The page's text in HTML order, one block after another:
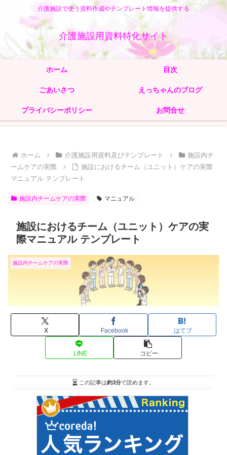
介護施設で使う資料作成やテンプレート情報を提供する
介護施設用資料特化サイト
ホーム 目次
ごあいさつ えっちゃんのブログ
プライバシーポリシー お問合せ
ホーム 介護施設用資料及びテンプレート
施設内チ
ームケアの実際
施設におけるチーム（ユニット）ケアの実際
マニュアル テンプレート
施設内チームケアの実際 マニュアル
施設におけるチーム（ユニット）ケアの実
際マニュアル テンプレート
施設内チームケアの実際
X Facebook はてブ
LINE コピー
この記事は約3分で読めます。